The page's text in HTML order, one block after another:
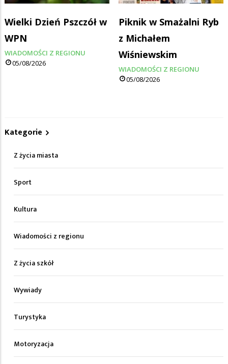
Wielki Dzień Pszczół w
WPN
WIADOMOŚCI Z REGIONU
05/08/2026
Piknik w Smażalni Ryb
z Michałem
Wiśniewskim
WIADOMOŚCI Z REGIONU
05/08/2026
Kategorie
Z życia miasta
Sport
Kultura
Wiadomości z regionu
Z życia szkół
Wywiady
Turystyka
Motoryzacja